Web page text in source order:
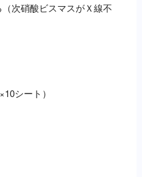
次硝酸ビスマスがＸ線不
シート）